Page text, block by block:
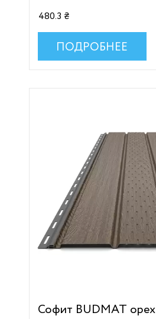
480.3 ₴
ПОДРОБНЕЕ
Софит BUDMAT орех